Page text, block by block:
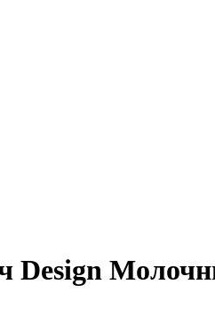
Design